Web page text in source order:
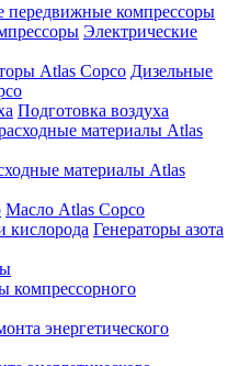
передвижные компрессоры
Электрические
Дизельные
Подготовка воздуха
материалы Atlas
Масло Atlas Copco
Генераторы азота
компрессорного